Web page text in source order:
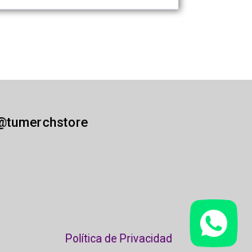
Política de Privacidad